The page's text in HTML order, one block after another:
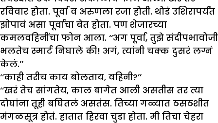
रविवार होता. पूर्वा व अरुणला रजा होती. थोडं उशिरापर्यंत
झोपावं असा पूर्वाचा बेत होता. पण शेजारच्या
कमलवहिनींचा फोन आला. ‘‘अग पूर्वा, तुझे संदीपभावोजी
भलतेच स्मार्ट निघाले की! अगं, त्यांनी चक्क दुसरं लग्नं
केलं.’’
‘‘काही तरीच काय बोलताय, वहिनी?’’
‘‘खरं तेच सांगतेय, काल बागेत आली असतीस तर त्या
दोघांना तूही बघितलं असतंस. तिच्या गळ्यात ठसठशीत
मंगळसूत्र होतं. हातात हिरवा चुडा होता. मी तिचा चेहरा